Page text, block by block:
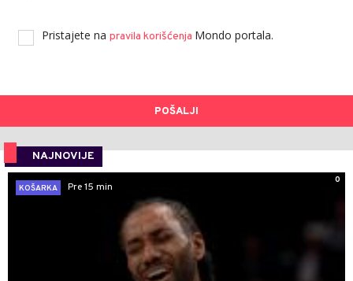
Pristajete na pravila korišćenja Mondo portala.
POŠALJI
NAJNOVIJE
0
KOŠARKA
Pre 15 min